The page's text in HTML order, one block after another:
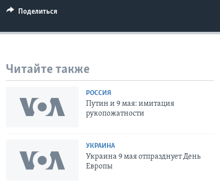
Поделиться
Читайте также
РОССИЯ
Путин и 9 мая: имитация
рукопожатности
УКРАИНА
Украина 9 мая отпразднует День
Европы